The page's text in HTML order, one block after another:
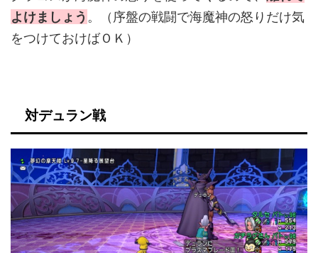
よけましょう 。（序盤の戦闘で海魔神の怒りだけ気
をつけておけばＯＫ）
対デュラン戦